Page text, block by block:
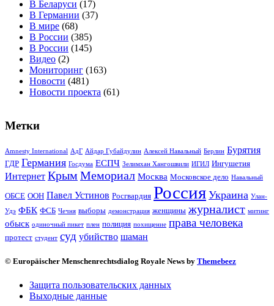
В Беларуси (17)
В Германии (37)
В мире (68)
В России (385)
В России (145)
Видео (2)
Мониторинг (163)
Новости (481)
Новости проекта (61)
Метки
Amnesty International АдГ Айдар Губайдулин Алексей Навальный Берлин Бурятия
ГДР Германия Госдума ЕСПЧ Зелимхан Хангошвили ИГИЛ Ингушетия
Интернет Крым Мемориал Москва Московское дело Навальный
ОБСЕ ООН Павел Устинов Росгвардия Россия Украина Улан-
Удэ ФБК ФСБ Чечня выборы демонстрация женщины журналист митинг
обыск одиночный пикет плен полиция похищение права человека
протест студент суд убийство шаман
© Europäischer Menschenrechtsdialog Royale News by Themebeez
Защита пользовательских данных
Выходные данные